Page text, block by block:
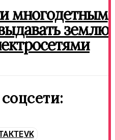
многодетным
землю
VK